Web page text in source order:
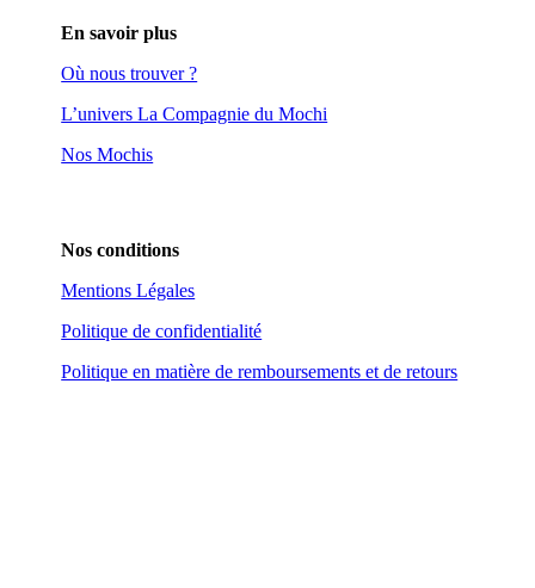
En savoir plus
Où nous trouver ?
L’univers La Compagnie du Mochi
Nos Mochis
Nos conditions
Mentions Légales
Politique de confidentialité
Politique en matière de remboursements et de retours